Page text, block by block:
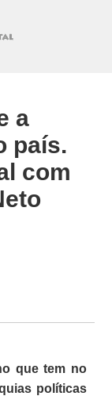
a
país.
com
que tem no
políticas